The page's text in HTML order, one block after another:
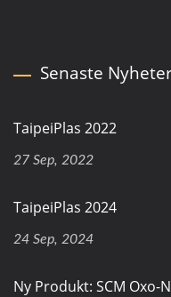
Senaste
TaipeiPlas 2022
27 Sep, 2022
TaipeiPlas 2024
24 Sep, 2024
Ny Produkt: SCM